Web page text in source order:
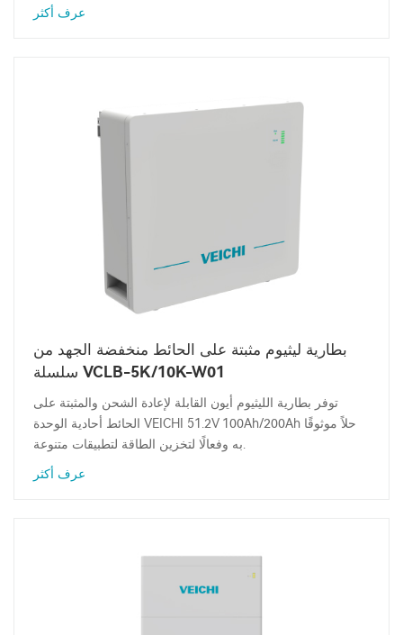
عرف أكثر
بطارية ليثيوم مثبتة على الحائط منخفضة الجهد من
سلسلة VCLB-5K/10K-W01
توفر بطارية الليثيوم أيون القابلة لإعادة الشحن والمثبتة على
الحائط أحادية الوحدة VEICHI 51.2V 100Ah/200Ah حلاً موثوقًا
به وفعالًا لتخزين الطاقة لتطبيقات متنوعة.
عرف أكثر